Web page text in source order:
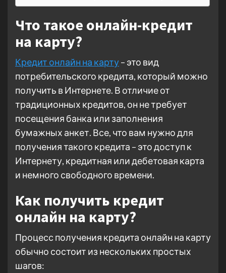
Что такое онлайн-кредит
на карту?
Кредит онлайн на карту– это вид
потребительского кредита, который можно
получить в Интернете. В отличие от
традиционных кредитов, он не требует
посещения банка или заполнения
бумажных анкет. Все, что вам нужно для
получения такого кредита – это доступ к
Интернету, кредитная или дебетовая карта
и немного свободного времени.
Как получить кредит
онлайн на карту?
Процесс получения кредита онлайн на карту
обычно состоит из нескольких простых
шагов: